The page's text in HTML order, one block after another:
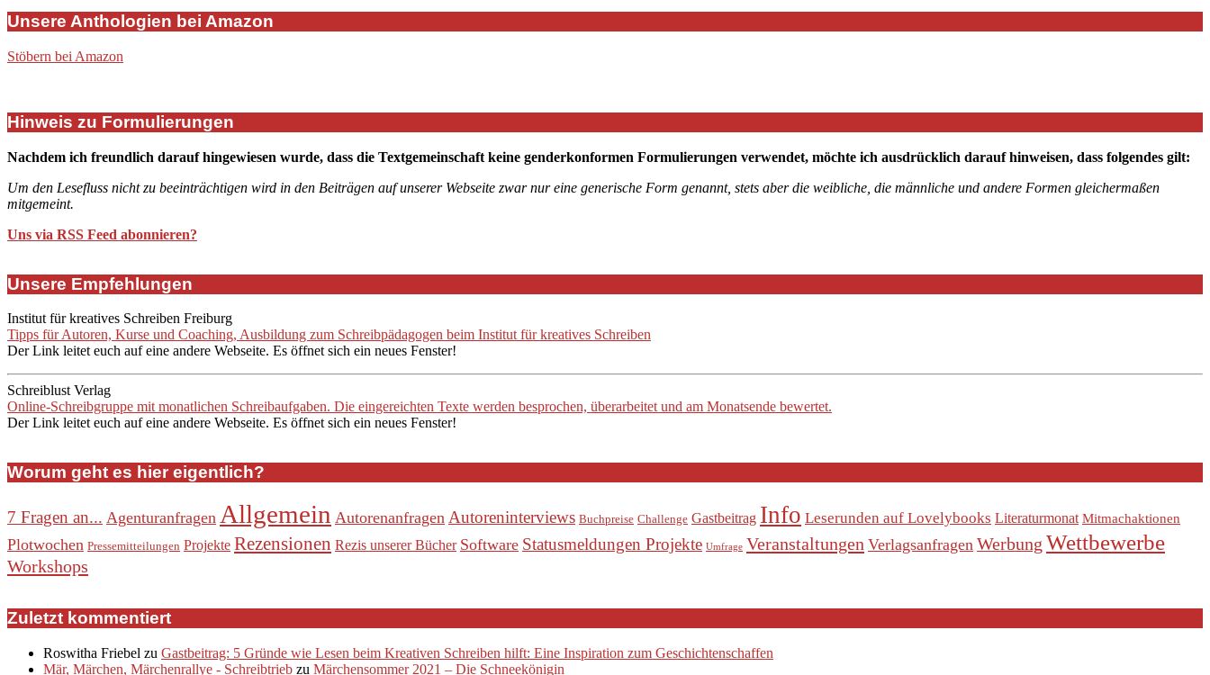
Unsere Anthologien bei Amazon
Stöbern bei Amazon
Hinweis zu Formulierungen
Nachdem ich freundlich darauf hingewiesen wurde, dass die Textgemeinschaft keine genderkonformen Formulierungen verwendet, möchte ich ausdrücklich darauf hinweisen, dass folgendes gilt:
Um den Lesefluss nicht zu beeinträchtigen wird in den Beiträgen auf unserer Webseite zwar nur eine generische Form genannt, stets aber die weibliche, die männliche und andere Formen gleichermaßen
mitgemeint.
Uns via RSS Feed abonnieren?
Unsere Empfehlungen
Institut für kreatives Schreiben Freiburg
Tipps für Autoren, Kurse und Coaching, Ausbildung zum Schreibpädagogen beim Institut für kreatives Schreiben
Der Link leitet euch auf eine andere Webseite. Es öffnet sich ein neues Fenster!
Schreiblust Verlag
Online-Schreibgruppe mit monatlichen Schreibaufgaben. Die eingereichten Texte werden besprochen, überarbeitet und am Monatsende bewertet.
Der Link leitet euch auf eine andere Webseite. Es öffnet sich ein neues Fenster!
Worum geht es hier eigentlich?
7 Fragen an... Agenturanfragen Allgemein Autorenanfragen Autoreninterviews Buchpreise Challenge Gastbeitrag Info Leserunden auf Lovelybooks Literaturmonat Mitmachaktionen
Plotwochen Pressemitteilungen Projekte Rezensionen Rezis unserer Bücher Software Statusmeldungen Projekte Umfrage Veranstaltungen Verlagsanfragen Werbung Wettbewerbe
Workshops
Zuletzt kommentiert
Roswitha Friebel zu Gastbeitrag: 5 Gründe wie Lesen beim Kreativen Schreiben hilft: Eine Inspiration zum Geschichtenschaffen
Mär, Märchen, Märchenrallye - Schreibtrieb zu Märchensommer 2021 – Die Schneekönigin